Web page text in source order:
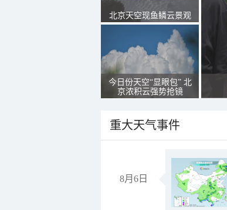
北京天空现鱼鳞云景观
今日份天空“显眼包” 北
京浓积云强势抢镜
重大天气事件
8月6日